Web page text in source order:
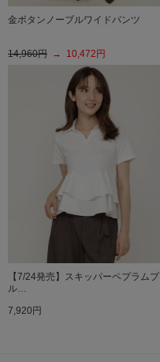
金ボタンノーブルワイドパンツ
14,960円 → 10,472円
【7/24発売】スキッパーペプラムプ
ル…
7,920円